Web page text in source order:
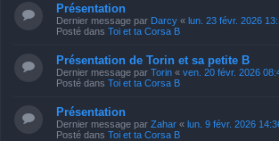
Présentation
Dernier message par Darcy « lun. 23 févr. 2026
Posté dans Toi et ta Corsa B
Présentation de Torin et sa petite B
Dernier message par Torin « ven. 20 févr. 2026
Posté dans Toi et ta Corsa B
Présentation
Dernier message par Zahar « lun. 9 févr. 2026
Posté dans Toi et ta Corsa B